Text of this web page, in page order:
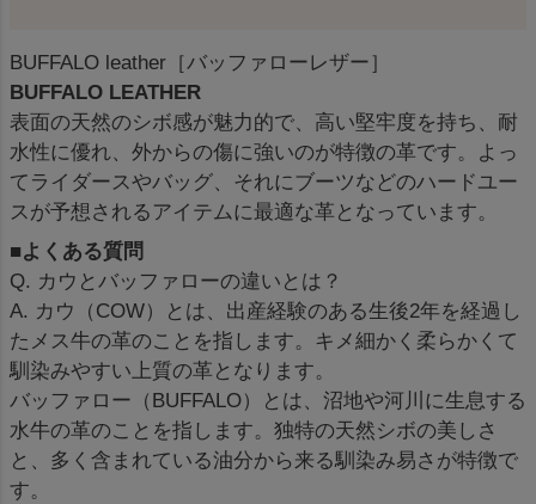
BUFFALO leather［バッファローレザー］
BUFFALO LEATHER
表面の天然のシボ感が魅力的で、高い堅牢度を持ち、耐
水性に優れ、外からの傷に強いのが特徴の革です。よっ
てライダースやバッグ、それにブーツなどのハードユー
スが予想されるアイテムに最適な革となっています。
■よくある質問
Q. カウとバッファローの違いとは？
A. カウ（COW）とは、出産経験のある生後2年を経過し
たメス牛の革のことを指します。キメ細かく柔らかくて
馴染みやすい上質の革となります。
バッファロー（BUFFALO）とは、沼地や河川に生息する
水牛の革のことを指します。独特の天然シボの美しさ
と、多く含まれている油分から来る馴染み易さが特徴で
す。